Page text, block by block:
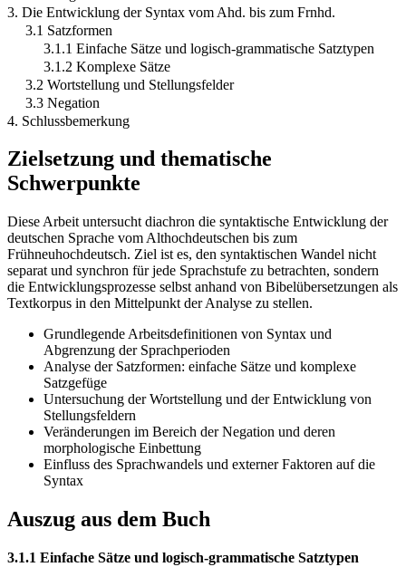
3. Die Entwicklung der Syntax vom Ahd. bis zum Frnhd.
3.1 Satzformen
3.1.1 Einfache Sätze und logisch-grammatische Satztypen
3.1.2 Komplexe Sätze
3.2 Wortstellung und Stellungsfelder
3.3 Negation
4. Schlussbemerkung
Zielsetzung und thematische
Schwerpunkte
Diese Arbeit untersucht diachron die syntaktische Entwicklung der
deutschen Sprache vom Althochdeutschen bis zum
Frühneuhochdeutsch. Ziel ist es, den syntaktischen Wandel nicht
separat und synchron für jede Sprachstufe zu betrachten, sondern
die Entwicklungsprozesse selbst anhand von Bibelübersetzungen als
Textkorpus in den Mittelpunkt der Analyse zu stellen.
Grundlegende Arbeitsdefinitionen von Syntax und
Abgrenzung der Sprachperioden
Analyse der Satzformen: einfache Sätze und komplexe
Satzgefüge
Untersuchung der Wortstellung und der Entwicklung von
Stellungsfeldern
Veränderungen im Bereich der Negation und deren
morphologische Einbettung
Einfluss des Sprachwandels und externer Faktoren auf die
Syntax
Auszug aus dem Buch
3.1.1 Einfache Sätze und logisch-grammatische Satztypen